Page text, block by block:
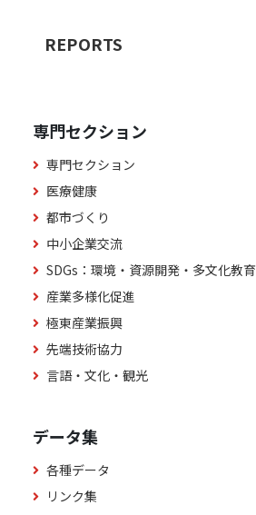
REPORTS
専門セクション
専門セクション
医療健康
都市づくり
中小企業交流
SDGs：環境・資源開発・多文化教育
産業多様化促進
極東産業振興
先端技術協力
言語・文化・観光
データ集
各種データ
リンク集